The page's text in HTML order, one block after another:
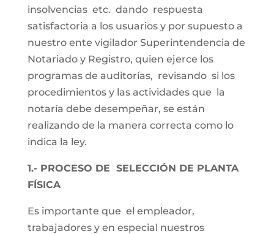
insolvencias etc. dando respuesta
satisfactoria a los usuarios y por supuesto a
nuestro ente vigilador Superintendencia de
Notariado y Registro, quien ejerce los
programas de auditorías, revisando si los
procedimientos y las actividades que la
notaría debe desempeñar, se están
realizando de la manera correcta como lo
indica la ley.
1.- PROCESO DE SELECCIÓN DE PLANTA
FÍSICA
Es importante que el empleador,
trabajadores y en especial nuestros